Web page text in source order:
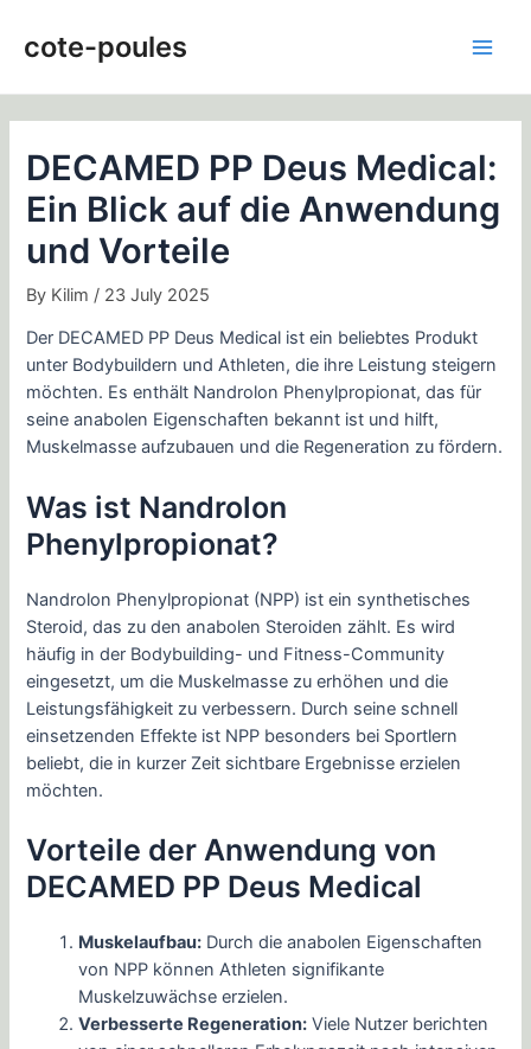
cote-poules
DECAMED PP Deus Medical:
Ein Blick auf die Anwendung
und Vorteile
By Kilim / 23 July 2025
Der DECAMED PP Deus Medical ist ein beliebtes Produkt
unter Bodybuildern und Athleten, die ihre Leistung steigern
möchten. Es enthält Nandrolon Phenylpropionat, das für
seine anabolen Eigenschaften bekannt ist und hilft,
Muskelmasse aufzubauen und die Regeneration zu fördern.
Was ist Nandrolon
Phenylpropionat?
Nandrolon Phenylpropionat (NPP) ist ein synthetisches
Steroid, das zu den anabolen Steroiden zählt. Es wird
häufig in der Bodybuilding- und Fitness-Community
eingesetzt, um die Muskelmasse zu erhöhen und die
Leistungsfähigkeit zu verbessern. Durch seine schnell
einsetzenden Effekte ist NPP besonders bei Sportlern
beliebt, die in kurzer Zeit sichtbare Ergebnisse erzielen
möchten.
Vorteile der Anwendung von
DECAMED PP Deus Medical
Muskelaufbau: Durch die anabolen Eigenschaften
von NPP können Athleten signifikante
Muskelzuwächse erzielen.
Verbesserte Regeneration: Viele Nutzer berichten
navigation